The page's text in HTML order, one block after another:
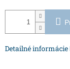
Detailné informácie